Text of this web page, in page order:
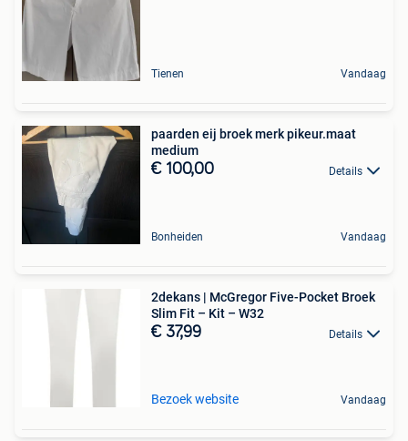
Tienen Vandaag
paarden eij broek merk pikeur.maat
medium
€ 100,00 Details
Bonheiden Vandaag
2dekans | McGregor Five-Pocket Broek
Slim Fit – Kit – W32
€ 37,99 Details
Bezoek website Vandaag